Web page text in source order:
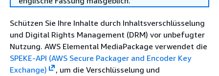
Schützen Sie Ihre Inhalte durch Inhaltsverschlüsselung
und Digital Rights Management (DRM) vor unbefugter
Nutzung. AWS Elemental MediaPackage verwendet die
SPEKE-API (AWS Secure Packager and Encoder Key
Exchange)
, um die Verschlüsselung und